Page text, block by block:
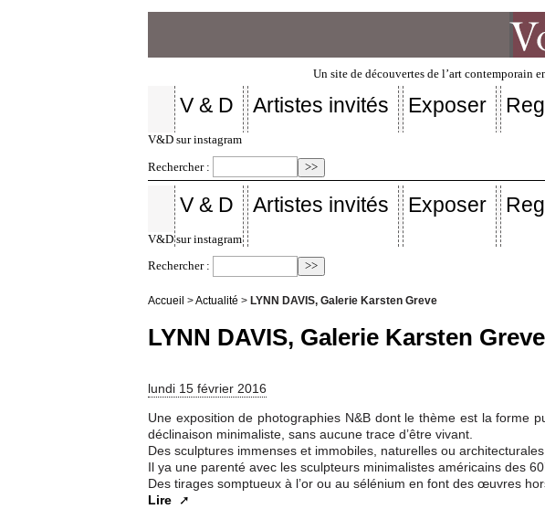
Un site de découvertes de l’art contemporain
V & D Artistes invités Exposer
V&D sur instagram
Rechercher :
V & D Artistes invités Exposer
V&D sur instagram
Rechercher :
Accueil >Actualité > LYNN DAVIS, Galerie Karsten Greve
LYNN DAVIS, Galerie Karsten Greve
lundi 15 février 2016
Une exposition de photographies N&B dont le thème est la forme
déclinaison minimaliste, sans aucune trace d’être vivant.
Des sculptures immenses et immobiles, naturelles ou
Il ya une parenté avec les sculpteurs minimalistes américains des
Des tirages somptueux à l’or ou au sélénium en font des œuvres
Lire